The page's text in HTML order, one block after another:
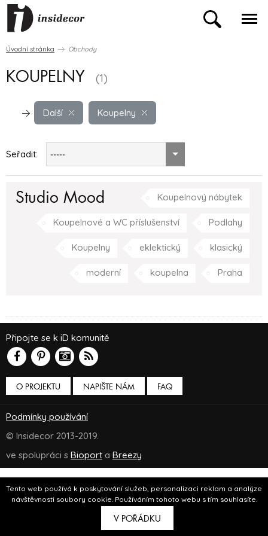
Tento web používá k poskytování služeb, personalizaci reklam a analýze
návštěvnosti soubory cookie. Používáním tohoto webu s tím souhlasíte.
V POŘÁDKU
Úvodní stránka Obchody
KOUPELNY (1)
Další Koupelny
Seřadit: -----
Studio Mood Koupelnový nábytek
Koupelnové a WC příslušenství Podlahy
Koupelny eklektický klasický
moderní koupelna Praha
O PROJEKTU NAPIŠTE NÁM
Připojte se k iD komunitě
FAQ
Podmínky používání
© Insidecor 2013-2019.
ve spolupráci s Bioport a Breezy